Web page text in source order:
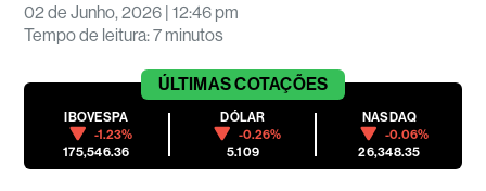
02 de Junho, 2026 | 12:46 pm
Tempo de leitura:7 minutos
ÚLTIMASCOTAÇÕES
IBOVESPA
-1.23%
175,546.36
DÓLAR
-0.26%
5.109
NASDAQ
-0.06%
26,348.35